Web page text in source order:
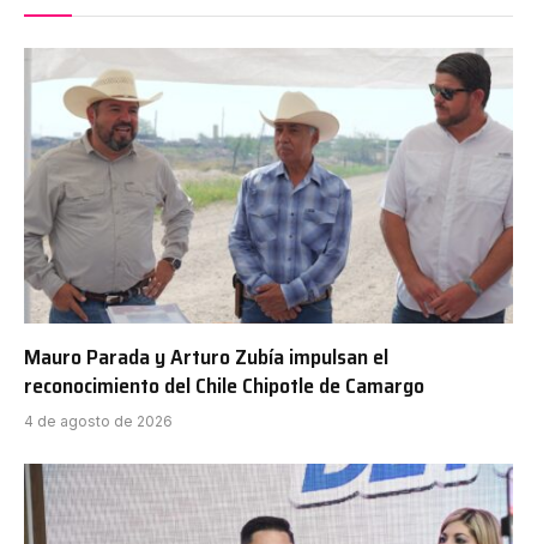
Mauro Parada y Arturo Zubía impulsan el
reconocimiento del Chile Chipotle de Camargo
4 de agosto de 2026